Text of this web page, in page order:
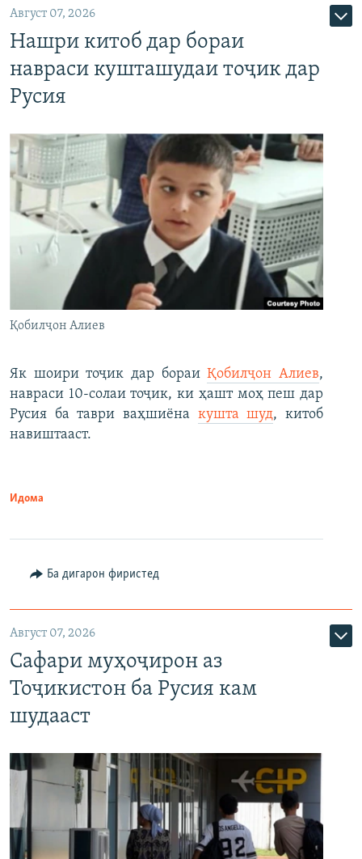
Август 07, 2026
Нашри китоб дар бораи
навраси кушташудаи тоҷик дар
Русия
Қобилҷон Алиев
Як шоири тоҷик дар бораиҚобилҷон Алиев,
навраси 10-солаи тоҷик, ки ҳашт моҳ пеш дар
Русия ба таври ваҳшиёна кушта шуд, китоб
навиштааст.
Идома
Ба дигарон фиристед
Август 07, 2026
Сафари муҳоҷирон аз
Тоҷикистон ба Русия кам
шудааст